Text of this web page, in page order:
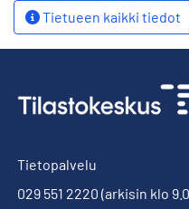
Tietueen kaikki tiedot
Tietopalvelu
029 551 2220 (arkisin klo